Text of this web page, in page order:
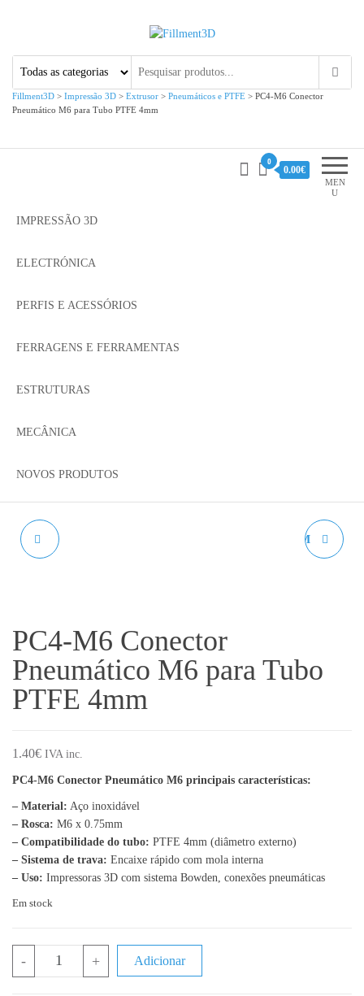
Fillment3D
Fillment3D > Impressão 3D > Extrusor > Pneumáticos e PTFE > PC4-M6 Conector
Pneumático M6 para Tubo PTFE 4mm
MEN
U
0
0.00€
IMPRESSÃO 3D
ELECTRÓNICA
PERFIS E ACESSÓRIOS
FERRAGENS E FERRAMENTAS
ESTRUTURAS
MECÂNICA
NOVOS PRODUTOS
HEATBREAK M6 COM
PC4-M6 Conector
Pneumático M6 para Tubo
PTFE 4mm
1.40€ IVA inc.
PC4-M6 Conector Pneumático M6 principais características:
– Material: Aço inoxidável
– Rosca: M6 x 0.75mm
– Compatibilidade do tubo: PTFE 4mm (diâmetro externo)
– Sistema de trava: Encaixe rápido com mola interna
– Uso: Impressoras 3D com sistema Bowden, conexões pneumáticas
Em stock
- + Adicionar